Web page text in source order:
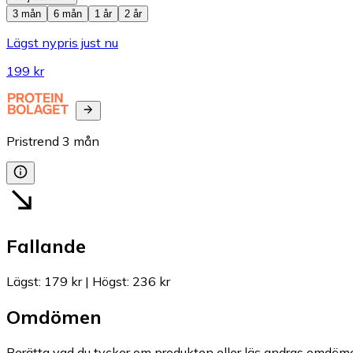
3 mån
6 mån 1 år 2 år
Lägst nypris just nu
199 kr
Pristrend 3 mån
Fallande
Lägst: 179 kr| Högst: 236 kr
Omdömen